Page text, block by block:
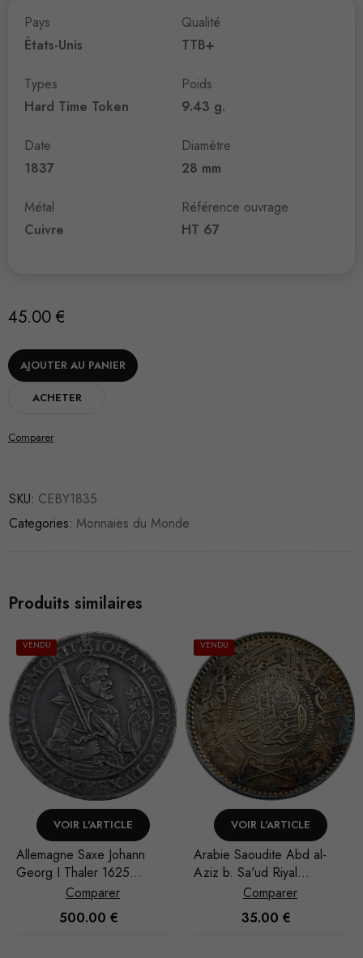
Pays
États-Unis
Types
Hard Time Token
Date
1837
Métal
Cuivre
Qualité
TTB+
Poids
9.43 g.
Diamètre
28 mm
Référence ouvrage
HT 67
45.00 €
AJOUTER AU PANIER
ACHETER
Comparer
SKU: CEBY1835
Categories: Monnaies du Monde
Produits similaires
VENDU
VOIR L'ARTICLE
Arabie Saoudite Abd al-
Aziz b. Sa'ud Riyal
1935/AH 1354
Comparer
35.00 €
VENDU
VOIR L'ARTICLE
Arabie Saoudite Abd al-
Aziz b. Sa'ud Riyal
1951/AH 1370
Comparer
30.00€